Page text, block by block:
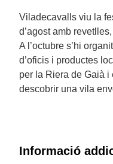
Viladecavalls viu la
d’agost amb
A l’octubre s’hi
d’oficis i productes
per la Riera de Gaià i
descobrir una vila
Informació